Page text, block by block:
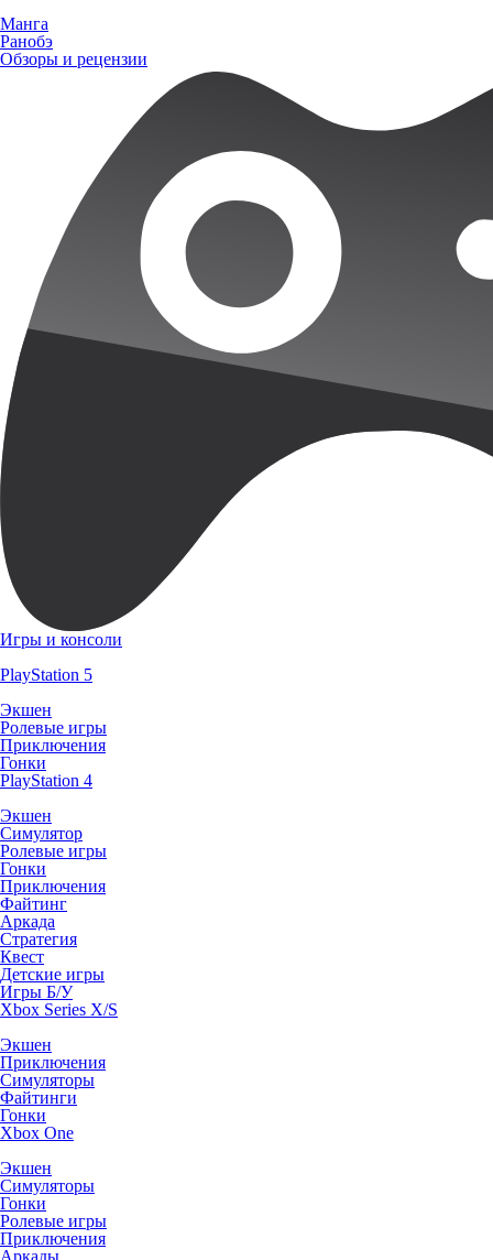
Манга
Ранобэ
Обзоры и рецензии
Игры и консоли
PlayStation 5
Экшен
Ролевые игры
Приключения
Гонки
PlayStation 4
Экшен
Симулятор
Ролевые игры
Гонки
Приключения
Файтинг
Аркада
Стратегия
Квест
Детские игры
Игры Б/У
Xbox Series X/S
Экшен
Приключения
Симуляторы
Файтинги
Гонки
Xbox One
Экшен
Симуляторы
Гонки
Ролевые игры
Приключения
Аркады